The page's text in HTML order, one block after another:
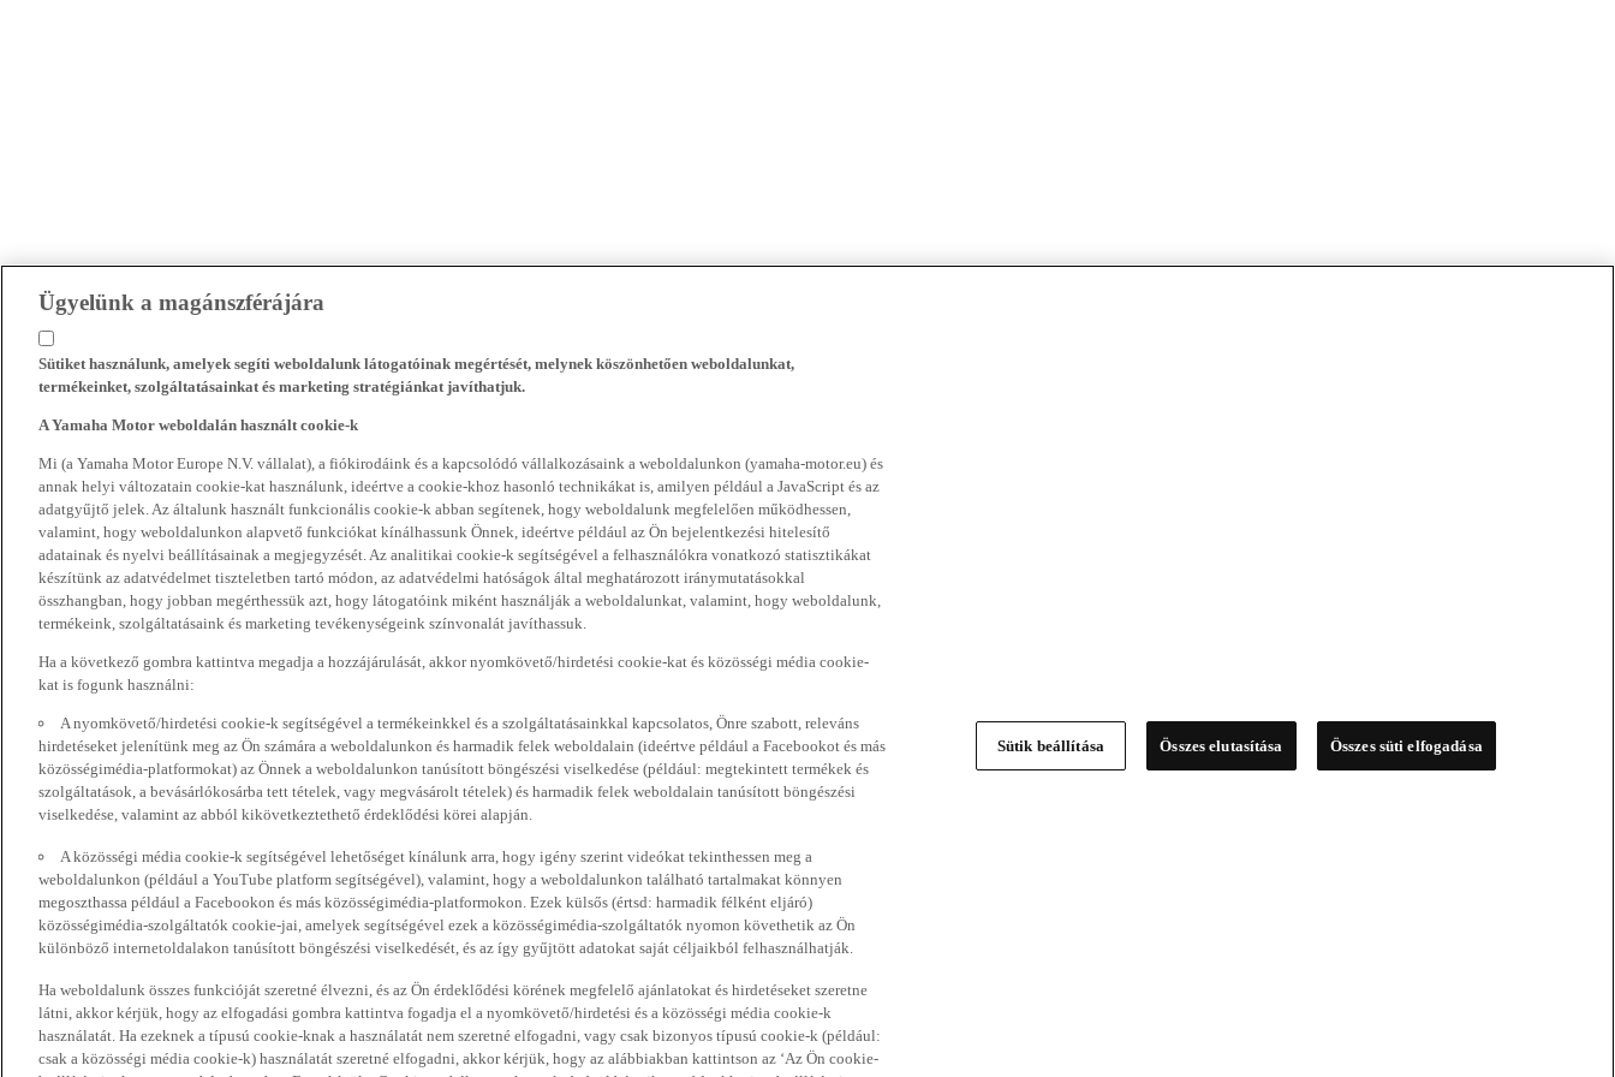
Ügyelünk a magánszférájára
Sütiket használunk, amelyek segíti weboldalunk látogatóinak megértését, melynek köszönhetően weboldalunkat,
termékeinket, szolgáltatásainkat és marketing stratégiánkat javíthatjuk.
A Yamaha Motor weboldalán használt cookie-k
Mi (a Yamaha Motor Europe N.V. vállalat), a fiókirodáink és a kapcsolódó vállalkozásaink a weboldalunkon (yamaha-motor.eu) és
annak helyi változatain cookie-kat használunk, ideértve a cookie-khoz hasonló technikákat is, amilyen például a JavaScript és az
adatgyűjtő jelek. Az általunk használt funkcionális cookie-k abban segítenek, hogy weboldalunk megfelelően működhessen,
valamint, hogy weboldalunkon alapvető funkciókat kínálhassunk Önnek, ideértve például az Ön bejelentkezési hitelesítő
adatainak és nyelvi beállításainak a megjegyzését. Az analitikai cookie-k segítségével a felhasználókra vonatkozó statisztikákat
készítünk az adatvédelmet tiszteletben tartó módon, az adatvédelmi hatóságok által meghatározott iránymutatásokkal
összhangban, hogy jobban megérthessük azt, hogy látogatóink miként használják a weboldalunkat, valamint, hogy weboldalunk,
termékeink, szolgáltatásaink és marketing tevékenységeink színvonalát javíthassuk.
Ha a következő gombra kattintva megadja a hozzájárulását, akkor nyomkövető/hirdetési cookie-kat és közösségi média cookie-
kat is fogunk használni:
A nyomkövető/hirdetési cookie-k segítségével a termékeinkkel és a szolgáltatásainkkal kapcsolatos, Önre szabott, releváns
hirdetéseket jelenítünk meg az Ön számára a weboldalunkon és harmadik felek weboldalain (ideértve például a Facebookot és más
közösségimédia-platformokat) az Önnek a weboldalunkon tanúsított böngészési viselkedése (például: megtekintett termékek és
szolgáltatások, a bevásárlókosárba tett tételek, vagy megvásárolt tételek) és harmadik felek weboldalain tanúsított böngészési
viselkedése, valamint az abból kikövetkeztethető érdeklődési körei alapján.
A közösségi média cookie-k segítségével lehetőséget kínálunk arra, hogy igény szerint videókat tekinthessen meg a
weboldalunkon (például a YouTube platform segítségével), valamint, hogy a weboldalunkon található tartalmakat könnyen
megoszthassa például a Facebookon és más közösségimédia-platformokon. Ezek külsős (értsd: harmadik félként eljáró)
közösségimédia-szolgáltatók cookie-jai, amelyek segítségével ezek a közösségimédia-szolgáltatók nyomon követhetik az Ön
különböző internetoldalakon tanúsított böngészési viselkedését, és az így gyűjtött adatokat saját céljaikból felhasználhatják.
Ha weboldalunk összes funkcióját szeretné élvezni, és az Ön érdeklődési körének megfelelő ajánlatokat és hirdetéseket szeretne
látni, akkor kérjük, hogy az elfogadási gombra kattintva fogadja el a nyomkövető/hirdetési és a közösségi média cookie-k
használatát. Ha ezeknek a típusú cookie-knak a használatát nem szeretné elfogadni, vagy csak bizonyos típusú cookie-k (például:
csak a közösségi média cookie-k) használatát szeretné elfogadni, akkor kérjük, hogy az alábbiakban kattintson az ‘Az Ön cookie-
Sütik beállítása Összes elutasítása Összes süti elfogadása